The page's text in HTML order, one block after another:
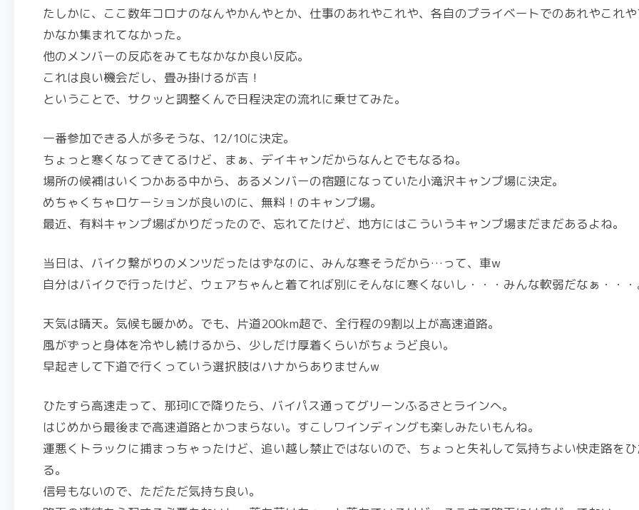
たしかに、ここ数年コロナのなんやかんやとか、仕事のあれやこれや、各自のプライベートでのあれやこれ
かなか集まれてなかった。
他のメンバーの反応をみてもなかなか良い反応。
これは良い機会だし、畳み掛けるが吉！
ということで、サクッと調整くんで日程決定の流れに乗せてみた。
一番参加できる人が多そうな、12/10に決定。
ちょっと寒くなってきてるけど、まぁ、デイキャンだからなんとでもなるね。
場所の候補はいくつかある中から、あるメンバーの宿題になっていた小滝沢キャンプ場に決定。
めちゃくちゃロケーションが良いのに、無料！のキャンプ場。
最近、有料キャンプ場ばかりだったので、忘れてたけど、地方にはこういうキャンプ場まだまだあるよね。
当日は、バイク繋がりのメンツだったはずなのに、みんな寒そうだから…って、車w
自分はバイクで行ったけど、ウェアちゃんと着てれば別にそんなに寒くないし・・・みんな軟弱だなぁ・・
天気は晴天。気候も暖かめ。でも、片道200km超で、全行程の9割以上が高速道路。
風がずっと身体を冷やし続けるから、少しだけ厚着くらいがちょうど良い。
早起きして下道で行くっていう選択肢はハナからありませんw
ひたすら高速走って、那珂ICで降りたら、バイパス通ってグリーンふるさとラインへ。
はじめから最後まで高速道路とかつまらない。すこしワインディングも楽しみたいもんね。
運悪くトラックに捕まっちゃったけど、追い越し禁止ではないので、ちょっと失礼して気持ちよい快走路を
る。
信号もないので、ただただ気持ち良い。